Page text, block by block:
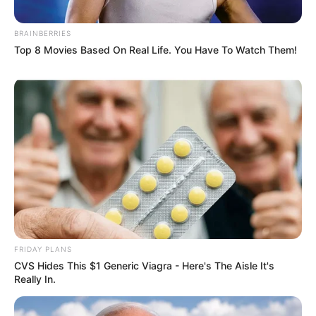
Fonte:revistacrescer
BRAINBERRIES
Top 8 Movies Based On Real Life. You Have To Watch Them!
FRIDAY PLANS
CVS Hides This $1 Generic Viagra - Here's The Aisle It's
Really In.